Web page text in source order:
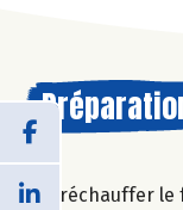
Préchauffer le